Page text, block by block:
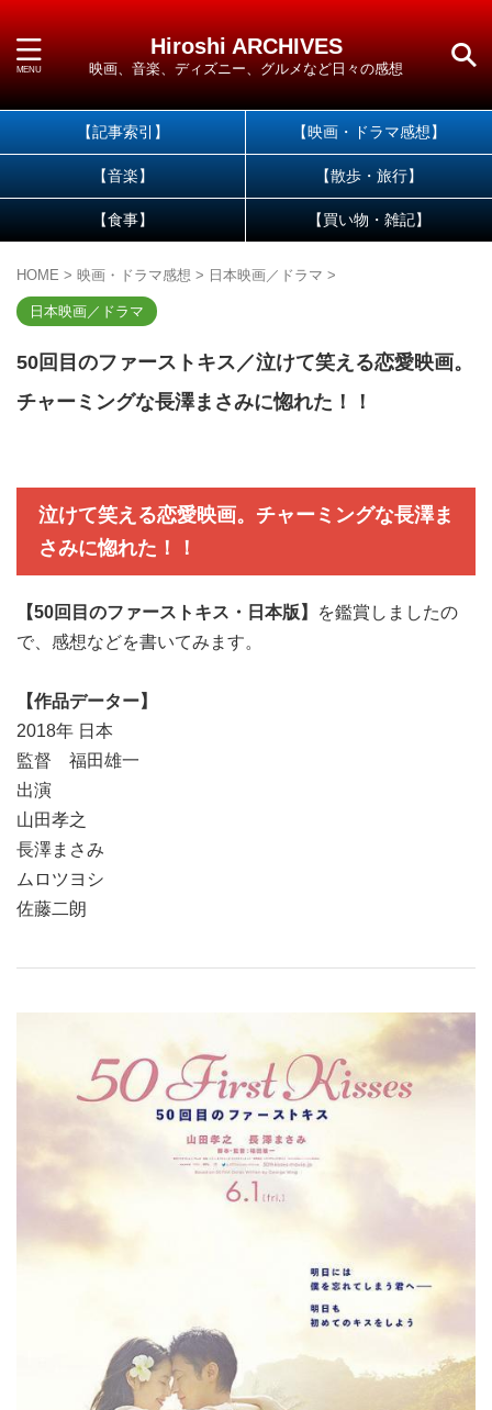
Hiroshi ARCHIVES
映画、音楽、ディズニー、グルメなど日々の感想
【記事索引】 【映画・ドラマ感想】
【音楽】 【散歩・旅行】
【食事】 【買い物・雑記】
HOME > 映画・ドラマ感想 > 日本映画／ドラマ >
日本映画／ドラマ
50回目のファーストキス／泣けて笑える恋愛映画。
チャーミングな長澤まさみに惚れた！！
泣けて笑える恋愛映画。チャーミングな長澤ま
さみに惚れた！！
【50回目のファーストキス・日本版】
を鑑賞しましたの
で、感想などを書いてみます。
【作品データー】
2018年 日本
監督 福田雄一
出演
山田孝之
長澤まさみ
ムロツヨシ
佐藤二朗